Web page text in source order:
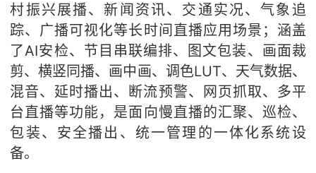
村振兴展播、 新闻资讯、交通实况、气象 追
踪、广播可视化等长时间直播应用场景；涵盖
了AI安检、 节目串联编排、 图文包装、画面裁
剪、横竖同播、 画中画、调色LUT、 天气数据、
混音、延时播出、断流预警、
网页抓取、 多平
台直播等功能， 是面向慢直播的汇聚、巡检、
包装、安全播出、统一管理的一体化系统设
备。